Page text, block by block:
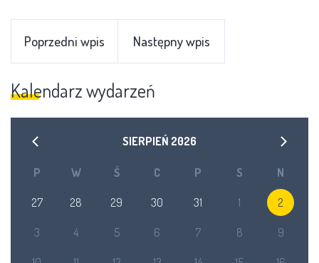
Poprzedni wpis Następny wpis
Kalendarz wydarzeń
SIERPIEŃ 2026
P W Ś C P S N
27 28 29 30 31 1 2
3 4 5 6 7 8 9